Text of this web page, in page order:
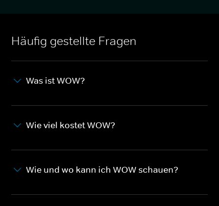
Häufig gestellte Fragen
Was ist WOW?
Wie viel kostet WOW?
Wie und wo kann ich WOW schauen?